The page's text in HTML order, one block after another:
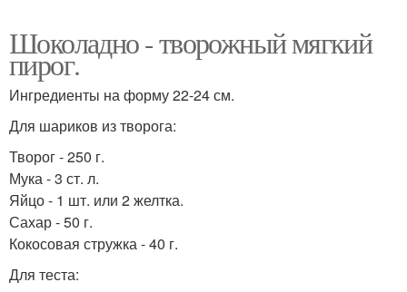
Шоколадно - творожный мягкий
пирог.
Ингредиенты на форму 22-24 см.
Для шариков из творога:
Творог - 250 г.
Мука - 3 ст. л.
Яйцо - 1 шт. или 2 желтка.
Сахар - 50 г.
Кокосовая стружка - 40 г.
Для теста: